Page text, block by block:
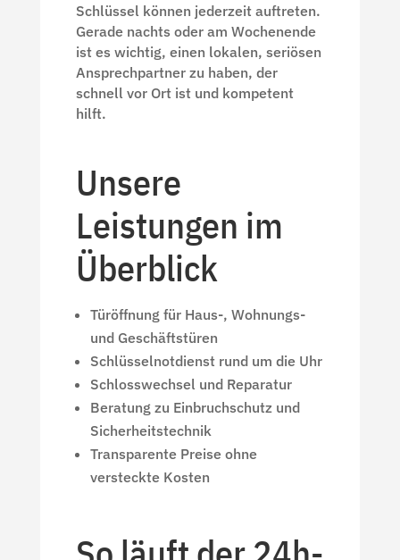
Schlüssel können jederzeit auftreten.
Gerade nachts oder am Wochenende
ist es wichtig, einen lokalen, seriösen
Ansprechpartner zu haben, der
schnell vor Ort ist und kompetent
hilft.
Unsere
Leistungen im
Überblick
Türöffnung für Haus-, Wohnungs-
und Geschäftstüren
Schlüsselnotdienst rund um die Uhr
Schlosswechsel und Reparatur
Beratung zu Einbruchschutz und
Sicherheitstechnik
Transparente Preise ohne
versteckte Kosten